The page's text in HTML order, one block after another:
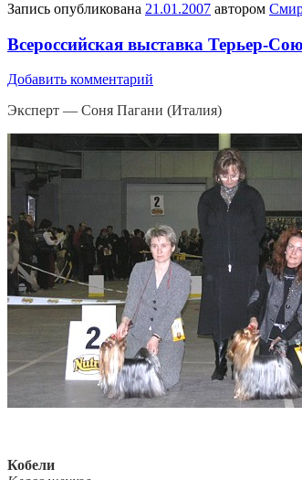
Запись опубликована 21.01.2007 автором
Всероссийская выставка Терьер-
Добавить комментарий
Эксперт — Соня Пагани (Италия)
Кобели